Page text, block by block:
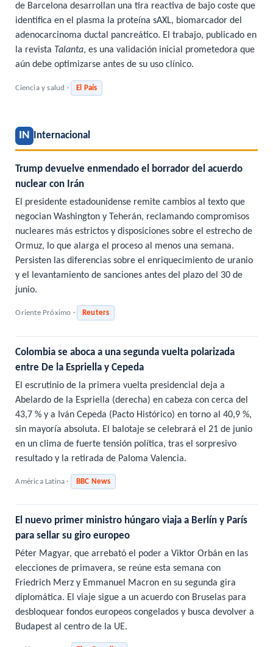
de Barcelona desarrollan una tira reactiva de bajo coste que
identifica en el plasma la proteína sAXL, biomarcador del
adenocarcinoma ductal pancreático. El trabajo, publicado en
la revista Talanta, es una validación inicial prometedora que
aún debe optimizarse antes de su uso clínico.
Ciencia y salud · El País
IN Internacional
Trump devuelve enmendado el borrador del acuerdo
nuclear con Irán
El presidente estadounidense remite cambios al texto que
negocian Washington y Teherán, reclamando compromisos
nucleares más estrictos y disposiciones sobre el estrecho de
Ormuz, lo que alarga el proceso al menos una semana.
Persisten las diferencias sobre el enriquecimiento de uranio
y el levantamiento de sanciones antes del plazo del 30 de
junio.
Oriente Próximo · Reuters
Colombia se aboca a una segunda vuelta polarizada
entre De la Espriella y Cepeda
El escrutinio de la primera vuelta presidencial deja a
Abelardo de la Espriella (derecha) en cabeza con cerca del
43,7 % y a Iván Cepeda (Pacto Histórico) en torno al 40,9 %,
sin mayoría absoluta. El balotaje se celebrará el 21 de junio
en un clima de fuerte tensión política, tras el sorpresivo
resultado y la retirada de Paloma Valencia.
América Latina · BBC News
El nuevo primer ministro húngaro viaja a Berlín y París
para sellar su giro europeo
Péter Magyar, que arrebató el poder a Viktor Orbán en las
elecciones de primavera, se reúne esta semana con
Friedrich Merz y Emmanuel Macron en su segunda gira
diplomática. El viaje sigue a un acuerdo con Bruselas para
desbloquear fondos europeos congelados y busca devolver a
Budapest al centro de la UE.